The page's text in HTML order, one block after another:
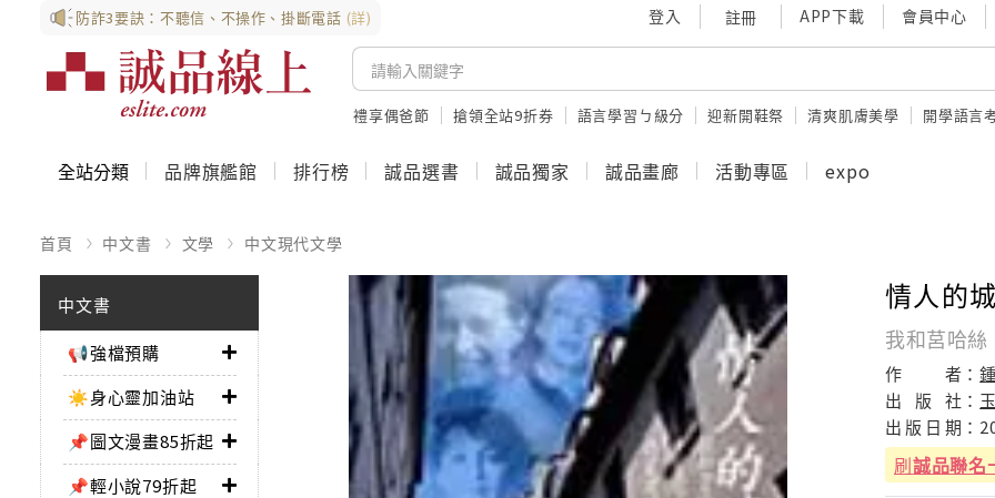
防詐3要訣：不聽信、不操作、掛斷電話 (詳) 登入 註冊 APP下載 會員中心
禮享偶爸節 搶領全站9折券 語言學習ㄅ級分 迎新開鞋祭 清爽肌膚美學 開學語言
全站分類 品牌旗艦館 排行榜 誠品選書 誠品獨家 誠品畫廊 活動專區 expo
首頁 中文書 文學 中文現代文學
中文書
📢強檔預購
☀️身心靈加油站
📌圖文漫畫85折起
📌輕小說79折起
情人的
我和莒哈
作 者：
出
版 社：
出 版 日 期：
刷誠品聯名